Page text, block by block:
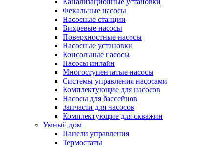
Канализационные установки
Фекальные насосы
Насосные станции
Вихревые насосы
Поверхностные насосы
Насосные установки
Консольные насосы
Насосы инлайн
Многоступенчатые насосы
Системы управления насосами
Комплектующие для насосов
Насосы для бассейнов
Запчасти для насосов
Комплектующие для скважин
Умный дом
Панели управления
Термостаты